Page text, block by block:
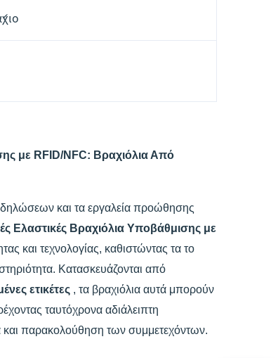
με RFID/NFC: Βραχιόλια Από
και τα εργαλεία προώθησης
Ελαστικές Βραχιόλια Υποβάθμισης με
και τεχνολογίας, καθιστώντας τα το
Κατασκευάζονται από
ετικέτες , τα βραχιόλια αυτά μπορούν
ταυτόχρονα αδιάλειπτη
παρακολούθηση των συμμετεχόντων.